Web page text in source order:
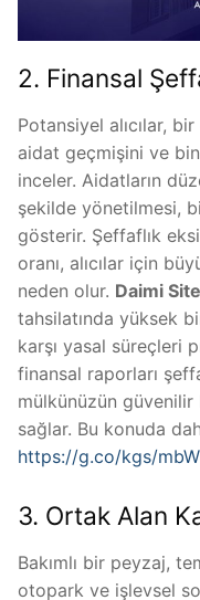
2. Finansal
Potansiyel alıcılar,
aidat geçmişini ve
inceler. Aidatların
şekilde yönetilmesi,
gösterir. Şeffaflık
oranı, alıcılar için
neden olur. Daimi
tahsilatında yüksek
karşı yasal süreçleri
finansal raporları
mülkünüzün güvenilir
sağlar. Bu konuda
https://g.co/kgs/
3. Ortak Alan
Bakımlı bir peyzaj,
otopark ve işlevsel